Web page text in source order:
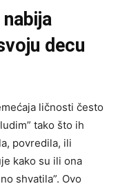
decu
ličnosti često
tako što ih
povredila, ili
kako su ili ona
shvatila”. Ovo